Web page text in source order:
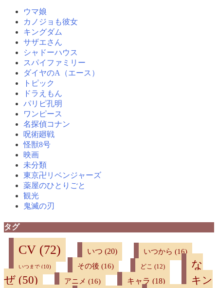
ウマ娘
カノジョも彼女
キングダム
サザエさん
シャドーハウス
スパイファミリー
ダイヤのA（エース）
トピック
ドラえもん
パリピ孔明
ワンピース
名探偵コナン
呪術廻戦
怪獣8号
映画
未分類
東京卍リベンジャーズ
薬屋のひとりごと
観光
鬼滅の刃
タグ
CV (72) いつ (20) いつから (16)
いつまで (10) その後 (16) どこ (12)
な
ぜ (50) アニメ (16) キャラ (18)
キン